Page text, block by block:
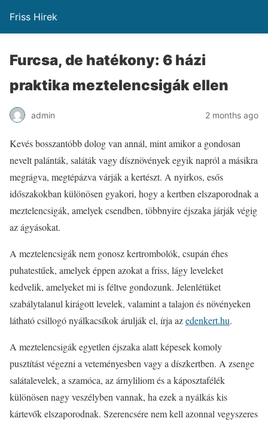
Friss Hirek
Furcsa, de hatékony: 6 házi
praktika meztelencsigák ellen
admin 2 months ago
Kevés bosszantóbb dolog van annál, mint amikor a gondosan
nevelt palánták, saláták vagy dísznövények egyik napról a másikra
megrágva, megtépázva várják a kertészt. A nyirkos, esős
időszakokban különösen gyakori, hogy a kertben elszaporodnak a
meztelencsigák, amelyek csendben, többnyire éjszaka járják végig
az ágyásokat.
A meztelencsigák nem gonosz kertrombolók, csupán éhes
puhatestűek, amelyek éppen azokat a friss, lágy leveleket
kedvelik, amelyeket mi is féltve gondozunk. Jelenlétüket
szabálytalanul kirágott levelek, valamint a talajon és növényeken
látható csillogó nyálkacsíkok árulják el, írja azedenkert.hu.
A meztelencsigák egyetlen éjszaka alatt képesek komoly
pusztítást végezni a veteményesben vagy a díszkertben. A zsenge
salátalevelek, a szamóca, az árnyliliom és a káposztafélék
különösen nagy veszélyben vannak, ha ezek a nyálkás kis
kártevők elszaporodnak. Szerencsére nem kell azonnal vegyszeres